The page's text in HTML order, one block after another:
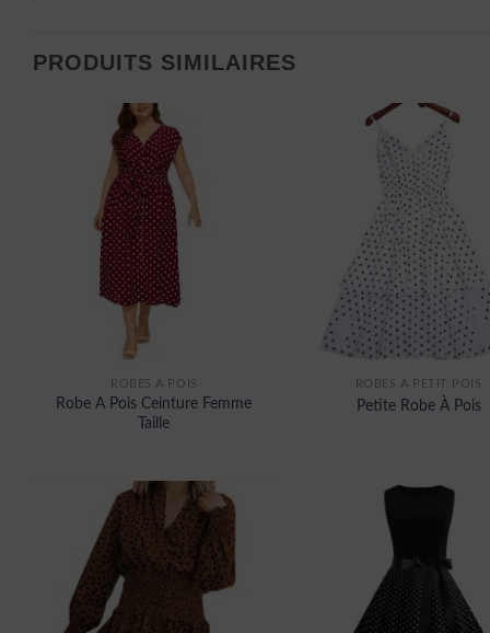
PRODUITS SIMILAIRES
ROBES À POIS
Robe A Pois Ceinture Femme
Taille
ROBES À PETIT POIS
Petite Robe À Pois